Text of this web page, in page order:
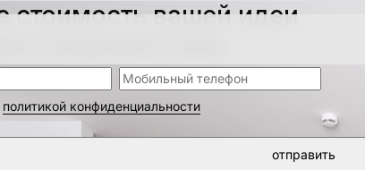
стоимость вашей идеи
специалистами
политикой конфиденциальности